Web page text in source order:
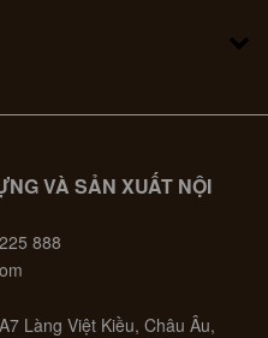
VÀ SẢN XUẤT NỘI
888
Làng Việt Kiều, Châu Âu,